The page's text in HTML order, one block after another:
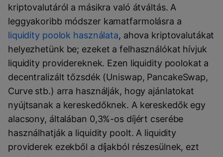
kriptovalutáról a másikra való átváltás. A
leggyakoribb módszer kamatfarmolásra a
liquidity poolok használata, ahova kriptovalutákat
helyezhetünk be; ezeket a felhasználókat hívjuk
liquidity providereknek. Ezen liquidity poolokat a
decentralizált tőzsdék (Uniswap, PancakeSwap,
Curve stb.) arra használják, hogy ajánlatokat
nyújtsanak a kereskedőknek. A kereskedők egy
alacsony, általában 0,3%-os díjért cserébe
használhatják a liquidity poolt. A liquidity
providerek ezekből a díjakból részesülnek, ezt